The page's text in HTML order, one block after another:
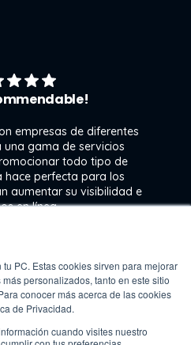
PC. Estas cookies sirven para mejorar
personalizados, tanto en este sitio
conocer más acerca de las cookies
de Privacidad.
cuando visites nuestro
empresas de diferentes
una gama de servicios
todo tipo de
hace perfecta para los
aumentar su visibilidad e
en línea.
Gross
design assistant at